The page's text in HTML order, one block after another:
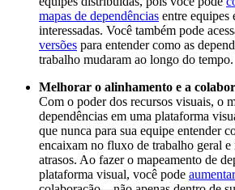
mapas de dependências entre equipes
interessadas. Você também pode
versões para entender como as
trabalho mudaram ao longo do tempo.
Melhorar o alinhamento e a
Com o poder dos recursos visuais, o
dependências em uma plataforma
que nunca para sua equipe entender
encaixam no fluxo de trabalho geral
atrasos. Ao fazer o mapeamento de
plataforma visual, você pode